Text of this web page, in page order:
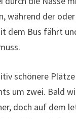
ich mitten rein ins
ich immer,
Morgen an, zwei
viele
Gerdjan
Begegnung
einer Dame,